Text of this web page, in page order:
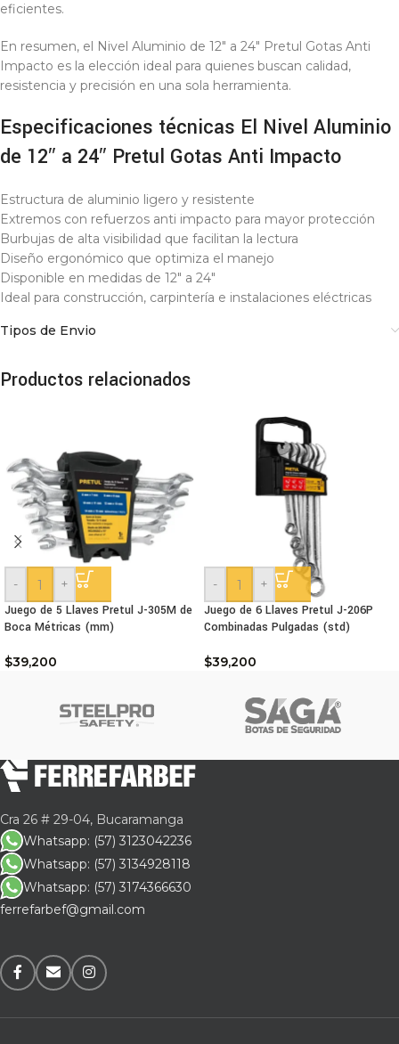
eficientes.
En resumen, el Nivel Aluminio de 12″ a 24″ Pretul Gotas Anti
Impacto es la elección ideal para quienes buscan calidad,
resistencia y precisión en una sola herramienta.
Especificaciones técnicas El Nivel Aluminio
de 12″ a 24″ Pretul Gotas Anti Impacto
Estructura de aluminio ligero y resistente
Extremos con refuerzos anti impacto para mayor protección
Burbujas de alta visibilidad que facilitan la lectura
Diseño ergonómico que optimiza el manejo
Disponible en medidas de 12″ a 24″
Ideal para construcción, carpintería e instalaciones eléctricas
Tipos de Envio
Productos relacionados
-
+
Juego de 5 Llaves Pretul J-305M de
Boca Métricas (mm)
$39,200
-
+
Juego de 6 Llaves Pretul J-206P
Combinadas Pulgadas (std)
$39,200
Cra 26 # 29-04, Bucaramanga
Whatsapp: (57) 3123042236
Whatsapp: (57) 3134928118
Whatsapp: (57) 3174366630
ferrefarbef@gmail.com